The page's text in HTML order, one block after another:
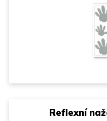
Reflexní